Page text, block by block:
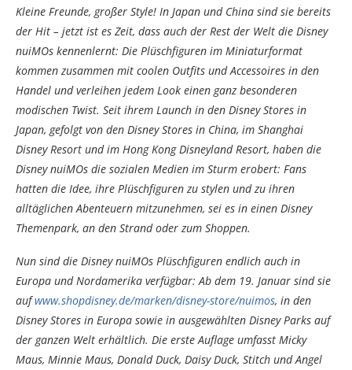
Kleine Freunde, großer Style! In Japan und China sind sie bereits
der Hit – jetzt ist es Zeit, dass auch der Rest der Welt die Disney
nuiMOs kennenlernt: Die Plüschfiguren im Miniaturformat
kommen zusammen mit coolen Outfits und Accessoires in den
Handel und verleihen jedem Look einen ganz besonderen
modischen Twist. Seit ihrem Launch in den Disney Stores in
Japan, gefolgt von den Disney Stores in China, im Shanghai
Disney Resort und im Hong Kong Disneyland Resort, haben die
Disney nuiMOs die sozialen Medien im Sturm erobert: Fans
hatten die Idee, ihre Plüschfiguren zu stylen und zu ihren
alltäglichen Abenteuern mitzunehmen, sei es in einen Disney
Themenpark, an den Strand oder zum Shoppen.
Nun sind die Disney nuiMOs Plüschfiguren endlich auch in
Europa und Nordamerika verfügbar: Ab dem 19. Januar sind sie
aufwww.shopdisney.de/marken/disney-store/nuimos, in den
Disney Stores in Europa sowie in ausgewählten Disney Parks auf
der ganzen Welt erhältlich. Die erste Auflage umfasst Micky
Maus, Minnie Maus, Donald Duck, Daisy Duck, Stitch und Angel